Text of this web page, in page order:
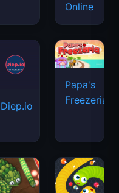
Online
Diep.io
Papa's
Freezeria